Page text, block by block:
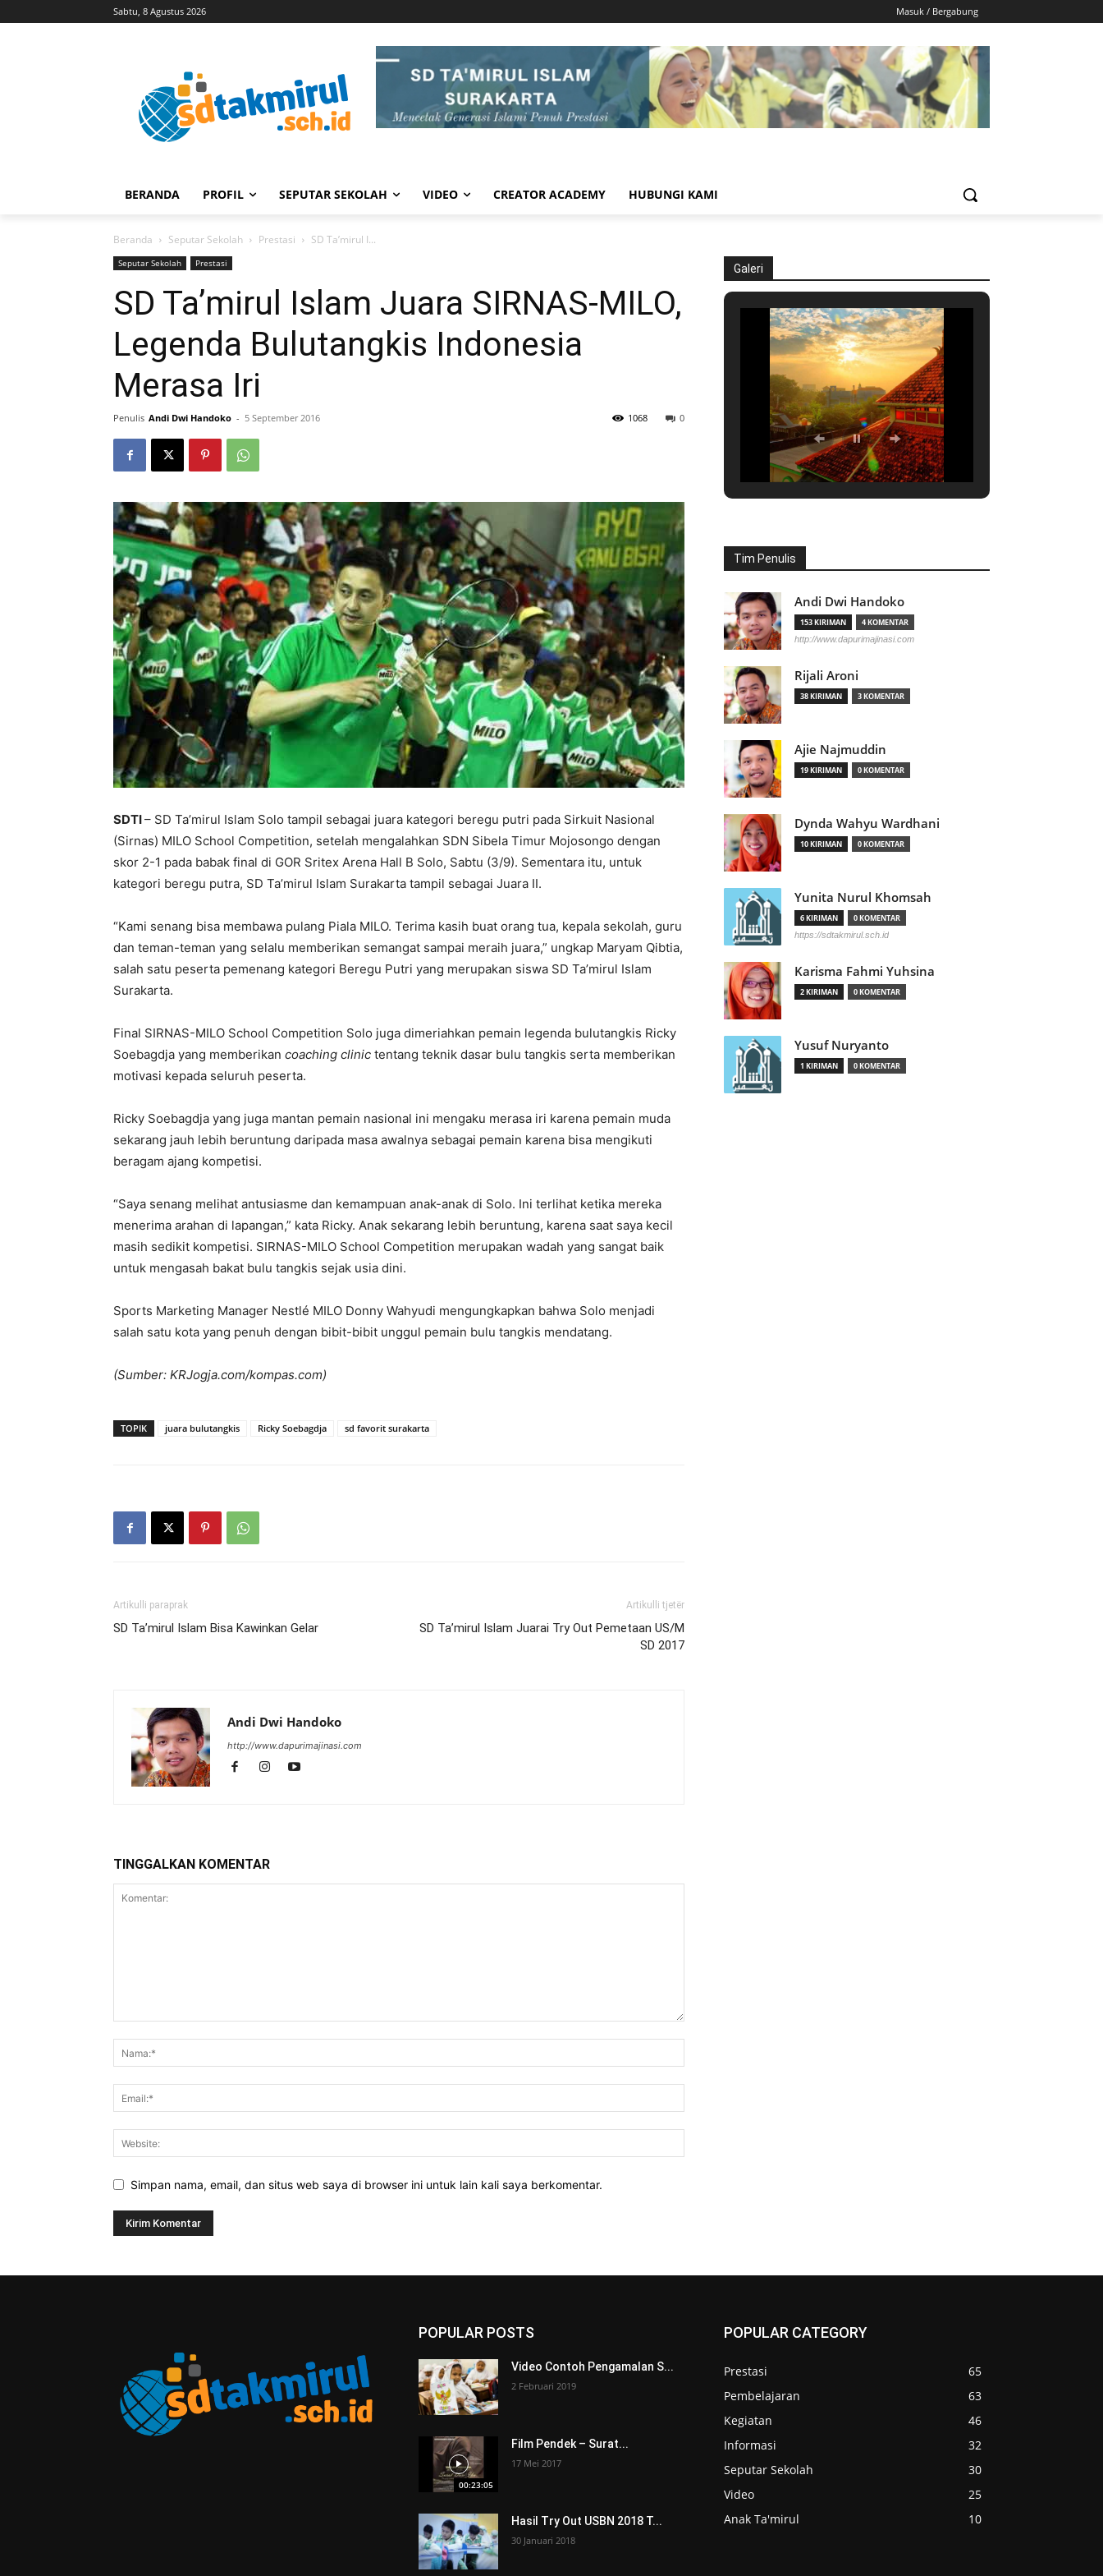
Sabtu, 8 Agustus 2026 Masuk / Bergabung
BERANDA PROFIL SEPUTAR SEKOLAH VIDEO CREATOR ACADEMY HUBUNGI KAMI
Beranda Seputar Sekolah Prestasi SD Ta’mirul I...
Seputar Sekolah Prestasi
SD Ta’mirul Islam Juara SIRNAS-MILO,
Legenda Bulutangkis Indonesia
Merasa Iri
Penulis Andi Dwi Handoko - 5 September 2016 0
1068
SDTI– SD Ta’mirul Islam Solo tampil sebagai juara kategori beregu putri pada Sirkuit Nasional
(Sirnas) MILO School Competition, setelah mengalahkan SDN Sibela Timur Mojosongo dengan
skor 2-1 pada babak final di GOR Sritex Arena Hall B Solo, Sabtu (3/9). Sementara itu, untuk
kategori beregu putra, SD Ta’mirul Islam Surakarta tampil sebagai Juara II.
“Kami senang bisa membawa pulang Piala MILO. Terima kasih buat orang tua, kepala sekolah, guru
dan teman-teman yang selalu memberikan semangat sampai meraih juara,” ungkap Maryam Qibtia,
salah satu peserta pemenang kategori Beregu Putri yang merupakan siswa SD Ta’mirul Islam
Surakarta.
Final SIRNAS-MILO School Competition Solo juga dimeriahkan pemain legenda bulutangkis Ricky
Soebagdja yang memberikan coaching clinic tentang teknik dasar bulu tangkis serta memberikan
motivasi kepada seluruh peserta.
Ricky Soebagdja yang juga mantan pemain nasional ini mengaku merasa iri karena pemain muda
sekarang jauh lebih beruntung daripada masa awalnya sebagai pemain karena bisa mengikuti
beragam ajang kompetisi.
“Saya senang melihat antusiasme dan kemampuan anak-anak di Solo. Ini terlihat ketika mereka
menerima arahan di lapangan,” kata Ricky. Anak sekarang lebih beruntung, karena saat saya kecil
masih sedikit kompetisi. SIRNAS-MILO School Competition merupakan wadah yang sangat baik
untuk mengasah bakat bulu tangkis sejak usia dini.
Sports Marketing Manager Nestlé MILO Donny Wahyudi mengungkapkan bahwa Solo menjadi
salah satu kota yang penuh dengan bibit-bibit unggul pemain bulu tangkis mendatang.
(Sumber: KRJogja.com/kompas.com)
TOPIK juara bulutangkis Ricky Soebagdja sd favorit surakarta
Artikulli paraprak
SD Ta’mirul Islam Bisa Kawinkan Gelar
Artikulli tjetër
SD Ta’mirul Islam Juarai Try Out Pemetaan US/M
SD 2017
Andi Dwi Handoko
http://www.dapurimajinasi.com
TINGGALKAN KOMENTAR
Simpan nama, email, dan situs web saya di browser ini untuk lain kali saya berkomentar.
Galeri
Tim Penulis
Andi Dwi Handoko
153 KIRIMAN 4 KOMENTAR
http://www.dapurimajinasi.com
Rijali Aroni
38 KIRIMAN 3 KOMENTAR
Ajie Najmuddin
19 KIRIMAN 0 KOMENTAR
Dynda Wahyu Wardhani
10 KIRIMAN 0 KOMENTAR
Yunita Nurul Khomsah
6 KIRIMAN 0 KOMENTAR
https://sdtakmirul.sch.id
Karisma Fahmi Yuhsina
2 KIRIMAN 0 KOMENTAR
Yusuf Nuryanto
1 KIRIMAN 0 KOMENTAR
POPULAR POSTS
Video Contoh Pengamalan S...
2 Februari 2019
00:23:05
Film Pendek – Surat...
17 Mei 2017
Hasil Try Out USBN 2018 T...
30 Januari 2018
POPULAR CATEGORY
Prestasi
65
Pembelajaran
63
Kegiatan
46
Informasi
32
Seputar Sekolah
30
Video
25
Anak Ta'mirul
10